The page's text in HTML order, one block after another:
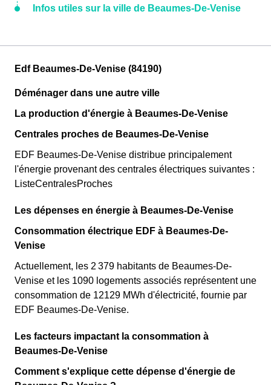
Infos utiles sur la ville de Beaumes-De-Venise
Edf Beaumes-De-Venise (84190)
Déménager dans une autre ville
La production d'énergie à Beaumes-De-Venise
Centrales proches de Beaumes-De-Venise
EDF Beaumes-De-Venise distribue principalement
l'énergie provenant des centrales électriques suivantes :
ListeCentralesProches
Les dépenses en énergie à Beaumes-De-Venise
Consommation électrique EDF à Beaumes-De-
Venise
Actuellement, les 2 379 habitants de Beaumes-De-
Venise et les 1090 logements associés représentent une
consommation de 12129 MWh d'électricité, fournie par
EDF Beaumes-De-Venise.
Les facteurs impactant la consommation à
Beaumes-De-Venise
Comment s'explique cette dépense d'énergie de